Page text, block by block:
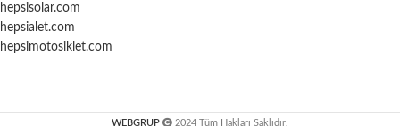
hepsisolar.com
hepsialet.com
hepsimotosiklet.com
WEBGRUP 2024 Tüm Hakları Saklıdır.